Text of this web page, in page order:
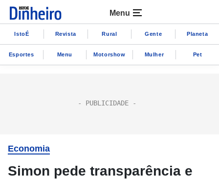
Menu
IstoÉ Revista Rural Gente Planeta
Esportes Menu Motorshow Mulher Pet
Economia
Simon pede transparência e